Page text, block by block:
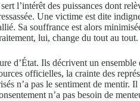
l’intérêt des puissances dont
Une victime est dite
Sa souffrance est alors
lui, change du tout au tout.
d’État. Ils décrivent un
officielles, la crainte des
n’a pas le sentiment de mentir.
n’a pas besoin de